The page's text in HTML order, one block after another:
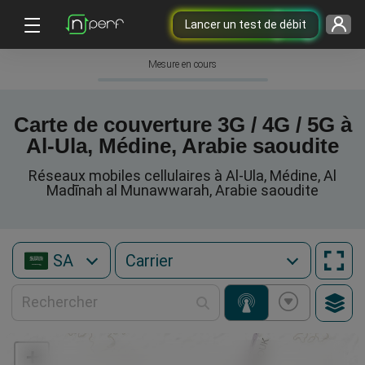
Lancer un test de débit
Mesure en cours
Carte de couverture 3G / 4G / 5G à
Al-Ula, Médine, Arabie saoudite
Réseaux mobiles cellulaires à Al-Ula, Médine, Al
Madīnah al Munawwarah, Arabie saoudite
SA